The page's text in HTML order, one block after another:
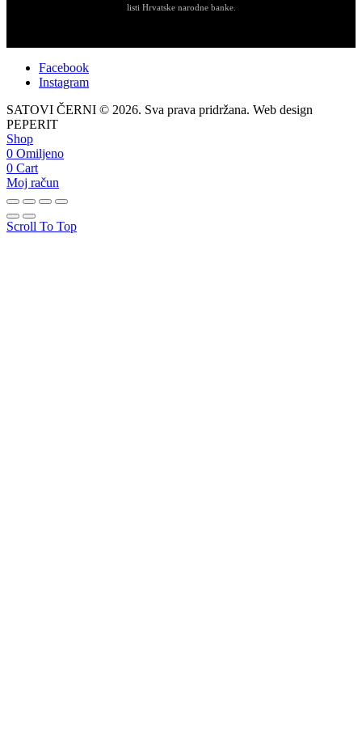
listi Hrvatske narodne banke.
Facebook
Instagram
SATOVI ČERNI © 2026. Sva prava pridržana. Web design
PEPERIT
Shop
0 Omiljeno
0 Cart
Moj račun
Scroll To Top